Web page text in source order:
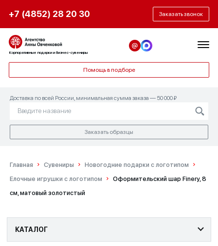
+7 (4852) 28 20 30 Заказать звонок
Корпоративные подарки и бизнес-сувениры
Помощь в подборе
Доставка по всей России, минимальная сумма заказа — 50 000 ₽
Заказать образцы
Главная Сувениры
Новогодние подарки с логотипом
Елочные игрушки с логотипом
Оформительский шар Finery, 8
см, матовый золотистый
КАТАЛОГ